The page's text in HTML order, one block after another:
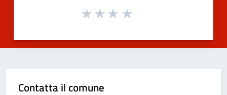
Contatta il comune